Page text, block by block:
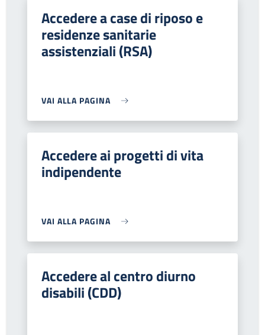
Accedere a case di riposo e
residenze sanitarie
assistenziali (RSA)
VAI ALLA PAGINA
Accedere ai progetti di vita
indipendente
VAI ALLA PAGINA
Accedere al centro diurno
disabili (CDD)